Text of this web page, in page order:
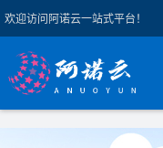
欢迎访问阿诺云一站式平台！